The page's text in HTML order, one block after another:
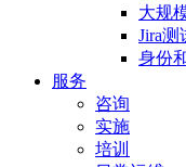
大规
Jira测
身份
服务
咨询
实施
培训